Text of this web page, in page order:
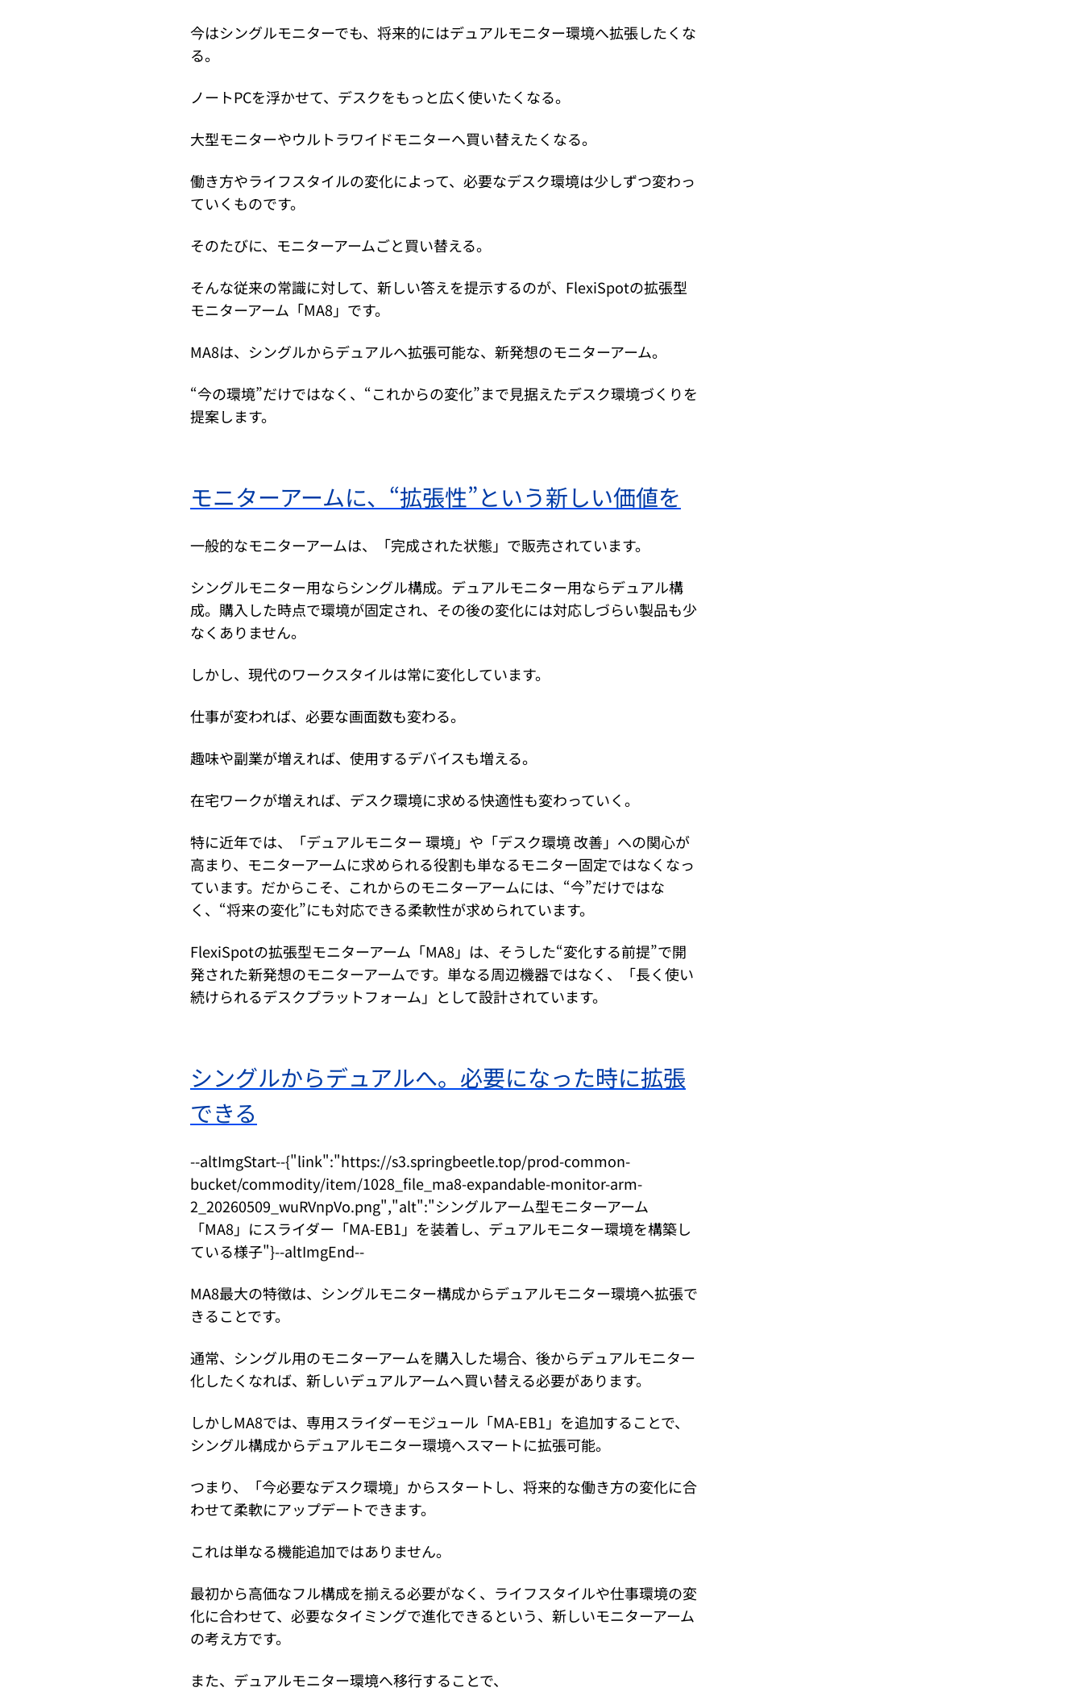
今はシングルモニターでも、将来的にはデュアルモニター環境へ拡張したくな
る。
ノートPCを浮かせて、デスクをもっと広く使いたくなる。
大型モニターやウルトラワイドモニターへ買い替えたくなる。
働き方やライフスタイルの変化によって、必要なデスク環境は少しずつ変わっ
ていくものです。
そのたびに、モニターアームごと買い替える。
そんな従来の常識に対して、新しい答えを提示するのが、FlexiSpotの拡張型
モニターアーム「MA8」です。
MA8は、シングルからデュアルへ拡張可能な、新発想のモニターアーム。
“今の環境”だけではなく、“これからの変化”まで見据えたデスク環境づくりを
提案します。
モニターアームに、“拡張性”という新しい価値を
一般的なモニターアームは、「完成された状態」で販売されています。
シングルモニター用ならシングル構成。デュアルモニター用ならデュアル構
成。購入した時点で環境が固定され、その後の変化には対応しづらい製品も少
なくありません。
しかし、現代のワークスタイルは常に変化しています。
仕事が変われば、必要な画面数も変わる。
趣味や副業が増えれば、使用するデバイスも増える。
在宅ワークが増えれば、デスク環境に求める快適性も変わっていく。
特に近年では、「デュアルモニター 環境」や「デスク環境 改善」への関心が
高まり、モニターアームに求められる役割も単なるモニター固定ではなくなっ
ています。だからこそ、これからのモニターアームには、“今”だけではな
く、“将来の変化”にも対応できる柔軟性が求められています。
FlexiSpotの拡張型モニターアーム「MA8」は、そうした“変化する前提”で開
発された新発想のモニターアームです。単なる周辺機器ではなく、「長く使い
続けられるデスクプラットフォーム」として設計されています。
シングルからデュアルへ。必要になった時に拡張
できる
--altImgStart--{"link":"https://s3.springbeetle.top/prod-common-
bucket/commodity/item/1028_file_ma8-expandable-monitor-arm-
2_20260509_wuRVnpVo.png","alt":"シングルアーム型モニターアーム
「MA8」にスライダー「MA-EB1」を装着し、デュアルモニター環境を構築し
ている様子"}--altImgEnd--
MA8最大の特徴は、シングルモニター構成からデュアルモニター環境へ拡張で
きることです。
通常、シングル用のモニターアームを購入した場合、後からデュアルモニター
化したくなれば、新しいデュアルアームへ買い替える必要があります。
しかしMA8では、専用スライダーモジュール「MA-EB1」を追加することで、
シングル構成からデュアルモニター環境へスマートに拡張可能。
つまり、「今必要なデスク環境」からスタートし、将来的な働き方の変化に合
わせて柔軟にアップデートできます。
これは単なる機能追加ではありません。
最初から高価なフル構成を揃える必要がなく、ライフスタイルや仕事環境の変
化に合わせて、必要なタイミングで進化できるという、新しいモニターアーム
の考え方です。
また、デュアルモニター環境へ移行することで、